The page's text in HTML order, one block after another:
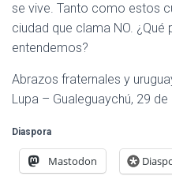
se vive. Tanto como estos
ciudad que clama NO. ¿Qué
entendemos?
Abrazos fraternales y
Lupa – Gualeguaychú, 29
Diaspora
Mastodon